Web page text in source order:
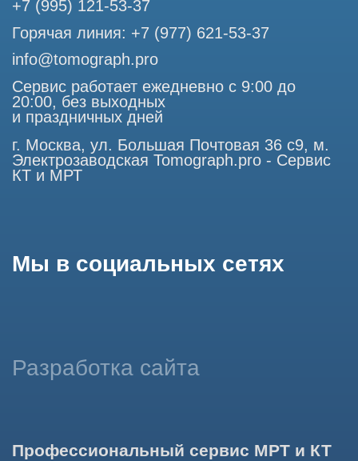
Использование материалов данного сайта разрешено
только с согласия владельца. Владелец оставляет за собой
право воспользоваться статьей 146 УК РФ при нарушении
авторских и смежных прав. Вся информация,
является публичной офертой, определяемой положениями
Статьи 437 (2) Гражданского кодекса РФ.
Продолжая работу с сайтом, вы даете согласие на
использование сайтом cookies и обработку персональных
данных в целях функционирования сайта, проведения
ретаргетинга, статистических исследований, улучшения
информации на основе ваших предпочтений и интересов.